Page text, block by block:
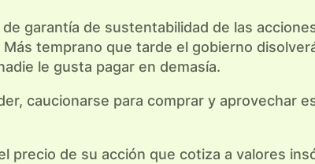
garantía de sustentabilidad de las
temprano que tarde el gobierno
le gusta pagar en demasía.
caucionarse para comprar y aprovechar
precio de su acción que cotiza a valores